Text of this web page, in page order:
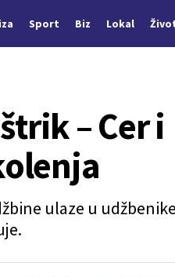
Sport Biz Lokal
– Cer i
ulaze u